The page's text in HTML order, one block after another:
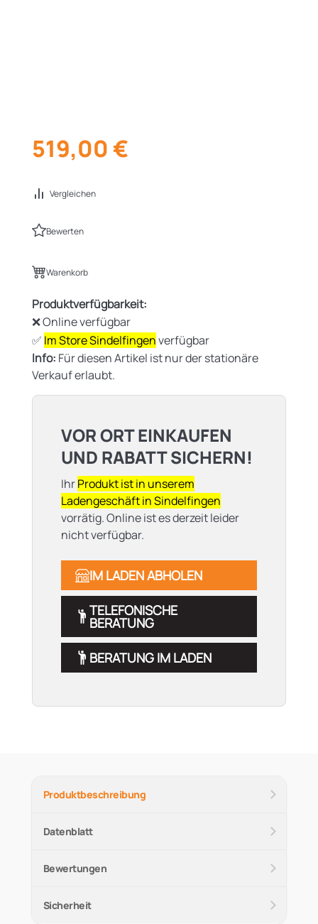
519,00 €
Vergleichen
Bewerten
Warenkorb
Produktverfügbarkeit:
❌ Online verfügbar
✅ Im Store Sindelfingenverfügbar
Info: Für diesen Artikel ist nur der stationäre
Verkauf erlaubt.
VOR ORT EINKAUFEN
UND RABATT SICHERN!
IhrProdukt ist in unserem
Ladengeschäft in Sindelfingen
vorrätig. Online ist es derzeit leider
nicht verfügbar.
IM LADEN ABHOLEN
TELEFONISCHE
BERATUNG
BERATUNG IM LADEN
Produktbeschreibung
Datenblatt
Bewertungen
Sicherheit